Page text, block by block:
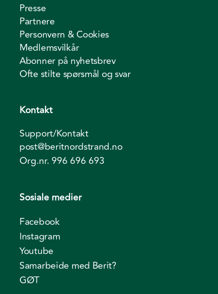
Presse
Partnere
Personvern & Cookies
Medlemsvilkår
Abonner på nyhetsbrev
Ofte stilte spørsmål og svar
Kontakt
Support/Kontakt
post@beritnordstrand.no
Org.nr. 996 696 693
Sosiale medier
Facebook
Instagram
Youtube
Samarbeide med Berit?
GØT